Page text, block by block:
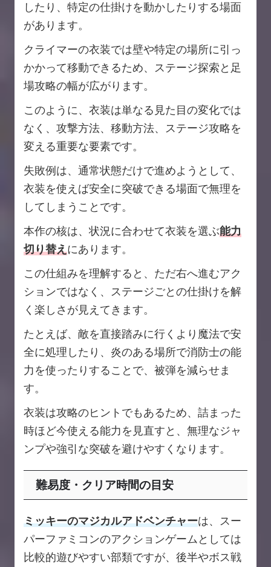
したり、特定の仕掛けを動かしたりする場面
があります。
クライマーの衣装では壁や特定の場所に引っ
かかって移動できるため、ステージ探索と足
場攻略の幅が広がります。
このように、衣装は単なる見た目の変化では
なく、攻撃方法、移動方法、ステージ攻略を
変える重要な要素です。
失敗例は、通常状態だけで進めようとして、
衣装を使えば安全に突破できる場面で無理を
してしまうことです。
本作の核は、状況に合わせて衣装を選ぶ能力
切り替えにあります。
この仕組みを理解すると、ただ右へ進むアク
ションではなく、ステージごとの仕掛けを解
く楽しさが見えてきます。
たとえば、敵を直接踏みに行くより魔法で安
全に処理したり、炎のある場所で消防士の能
力を使ったりすることで、被弾を減らせま
す。
衣装は攻略のヒントでもあるため、詰まった
時ほど今使える能力を見直すと、無理なジャ
ンプや強引な突破を避けやすくなります。
難易度・クリア時間の目安
ミッキーのマジカルアドベンチャーは、スー
パーファミコンのアクションゲームとしては
比較的遊びやすい部類ですが、後半やボス戦